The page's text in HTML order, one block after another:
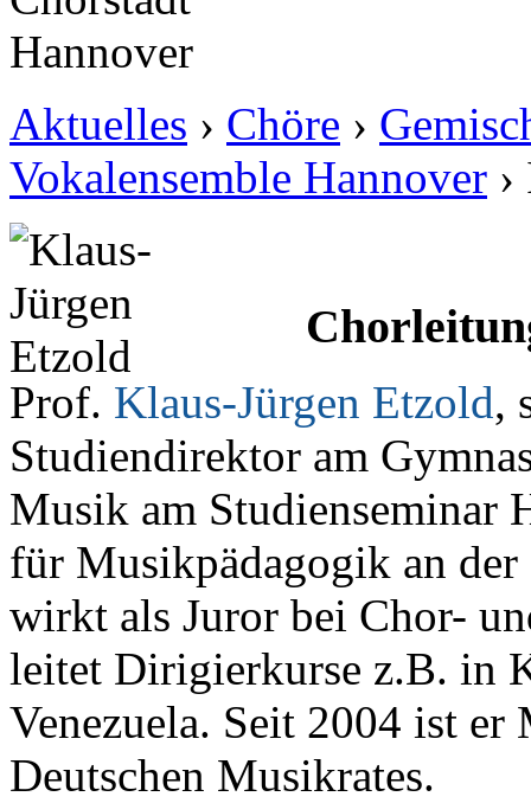
Aktuelles › Chöre ›
Vokalensemble Hannover ›
Prof. Klaus-Jürgen Etzold,
Studiendirektor am
Musik am Studienseminar
für Musikpädagogik an
wirkt als Juror bei Chor-
leitet Dirigierkurse z.B. in
Venezuela. Seit 2004 ist
Deutschen Musikrates.